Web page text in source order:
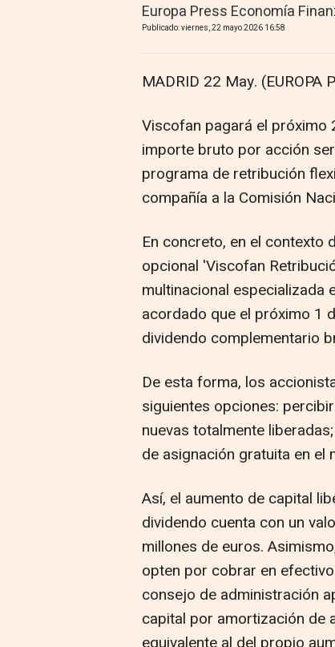
Europa Press Economía
Publicado: viernes, 22 mayo 2026 16:58
MADRID 22 May. (EUROPA
Viscofan pagará el próximo
importe bruto por acción
programa de retribución
compañía a la Comisión
En concreto, en el contexto
opcional 'Viscofan
multinacional especializada
acordado que el próximo 1
dividendo complementario
De esta forma, los
siguientes opciones:
nuevas totalmente
de asignación gratuita en
Así, el aumento de capital
dividendo cuenta con un
millones de euros.
opten por cobrar en
consejo de administración
capital por amortización de